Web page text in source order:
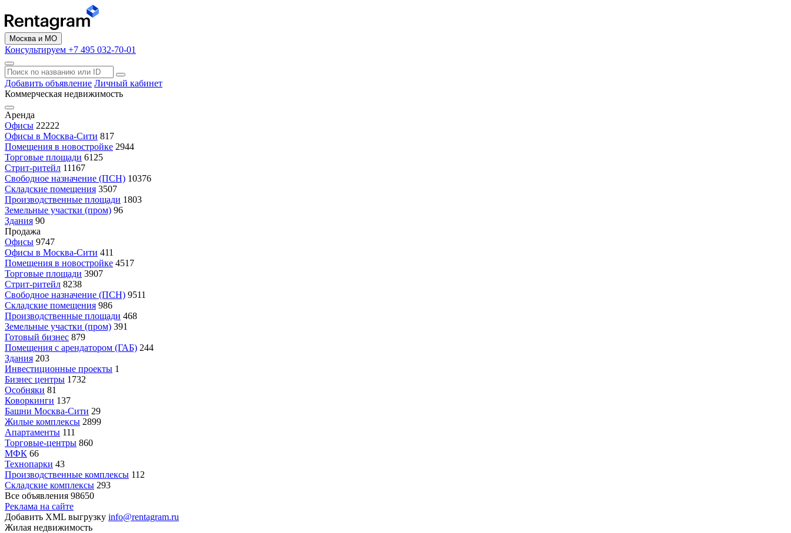
Москва и МО
Консультируем +7 495 032-70-01
Добавить объявление Личный кабинет
Коммерческая недвижимость
Аренда
Офисы 22222
Офисы в Москва-Сити 817
Помещения в новостройке 2944
Торговые площади 6125
Стрит-ритейл 11167
Свободное назначение (ПСН) 10376
Складские помещения 3507
Производственные площади 1803
Земельные участки (пром) 96
Здания 90
Продажа
Офисы 9747
Офисы в Москва-Сити 411
Помещения в новостройке 4517
Торговые площади 3907
Стрит-ритейл 8238
Свободное назначение (ПСН) 9511
Складские помещения 986
Производственные площади 468
Земельные участки (пром) 391
Готовый бизнес 879
Помещения с арендатором (ГАБ) 244
Здания 203
Инвестиционные проекты 1
Бизнес центры 1732
Особняки 81
Коворкинги 137
Башни Москва-Сити 29
Жилые комплексы 2899
Апартаменты 111
Торговые-центры 860
МФК 66
Технопарки 43
Производственные комплексы 112
Складские комплексы 293
Все объявления 98650
Реклама на сайте
Добавить XML выгрузку info@rentagram.ru
Жилая недвижимость